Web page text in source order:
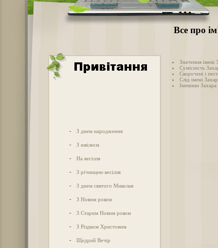
Все про
- З днем народження
- З ювілеєм
- На весілля
- З річницею весілля
- З днем святого Миколая
- З Новим роком
- З Старим Новим роком
- З Різдвом Христовим
- Щедрий Вечір
Значення імені
Сумісність
Скорочені і
Слід імені Захар
Іменини Захара